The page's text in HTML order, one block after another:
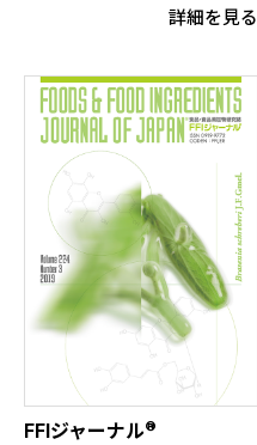
詳細を見る
FFIジャーナル®